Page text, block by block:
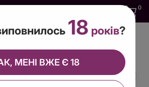
0
18 років?
МЕНІ ВЖЕ Є 18